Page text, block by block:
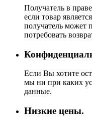
Получатель в
если товар
получатель может
потребовать
Если Вы хотите
мы ни при каких
данные.
Низкие цены.